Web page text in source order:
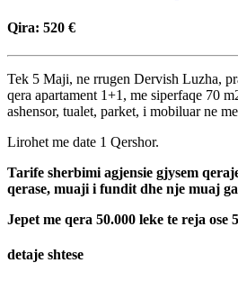
Qira: 520 €
Tek 5 Maji, ne rrugen Dervish Luzha,
qera apartament 1+1, me siperfaqe 70
ashensor, tualet, parket, i mobiluar ne
Lirohet me date 1 Qershor.
Tarife sherbimi agjensie gjysem
qerase, muaji i fundit dhe nje muaj
Jepet me qera 50.000 leke te reja ose
detaje shtese